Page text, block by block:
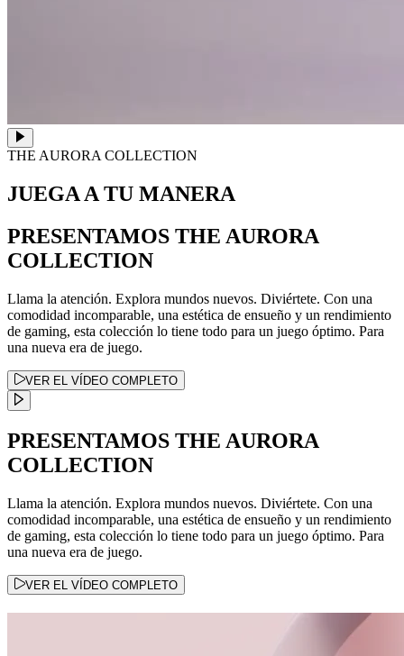
THE AURORA COLLECTION
JUEGA A TU MANERA
PRESENTAMOS THE AURORA
COLLECTION
Llama la atención. Explora mundos nuevos. Diviértete. Con una
comodidad incomparable, una estética de ensueño y un rendimiento
de gaming, esta colección lo tiene todo para un juego óptimo. Para
una nueva era de juego.
VER EL VÍDEO COMPLETO
PRESENTAMOS THE AURORA
COLLECTION
Llama la atención. Explora mundos nuevos. Diviértete. Con una
comodidad incomparable, una estética de ensueño y un rendimiento
de gaming, esta colección lo tiene todo para un juego óptimo. Para
una nueva era de juego.
VER EL VÍDEO COMPLETO